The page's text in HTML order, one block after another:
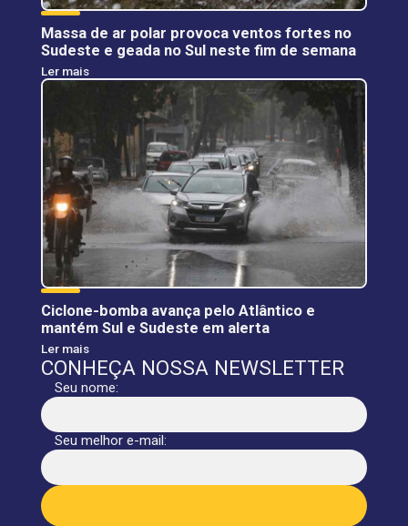
Massa de ar polar provoca ventos fortes no
Sudeste e geada no Sul neste fim de semana
Ler mais
Ciclone-bomba avança pelo Atlântico e
mantém Sul e Sudeste em alerta
Ler mais
CONHEÇA NOSSA NEWSLETTER
Seu nome:
Seu melhor e-mail: